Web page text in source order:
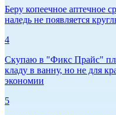
Беру копеечное аптечное
наледь не появляется
4
Скупаю в "Фикс Прайс"
кладу в ванну, но не для
экономии
5